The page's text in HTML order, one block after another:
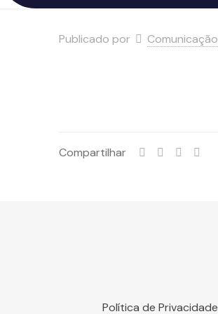
Publicado por Comunicação
Compartilhar
Política de Privacidade